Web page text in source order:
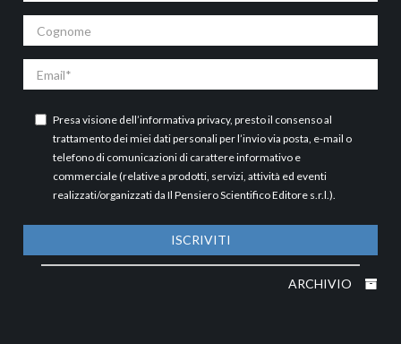
Presa visione dell’informativa privacy, presto il consenso al
trattamento dei miei dati personali per l’invio via posta, e-mail o
telefono di comunicazioni di carattere informativo e
commerciale (relative a prodotti, servizi, attività ed eventi
realizzati/organizzati da Il Pensiero Scientifico Editore s.r.l.).
ISCRIVITI
ARCHIVIO